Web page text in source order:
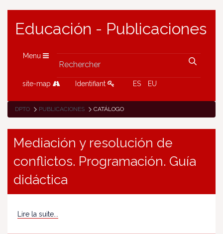
Educación - Publicaciones
Menu
site-map Identifiant ES EU
DPTO PUBLICACIONES CATÁLOGO
Mediación y resolución de
conflictos. Programación. Guía
didáctica
Lire la suite...